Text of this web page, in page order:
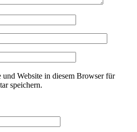
Website in diesem Browser für
speichern.